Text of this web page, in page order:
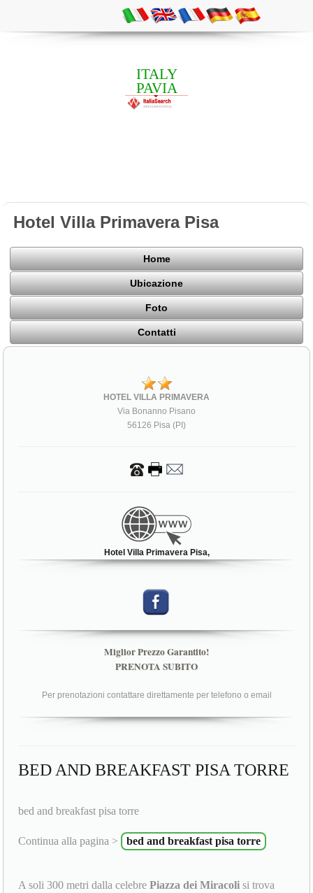
ITALY
PAVIA
Hotel Villa Primavera Pisa
Home
Ubicazione
Foto
Contatti
HOTEL VILLA PRIMAVERA
Via Bonanno Pisano
56126 Pisa (PI)
Hotel Villa Primavera Pisa,
Miglior Prezzo Garantito!
PRENOTA SUBITO
Per prenotazioni contattare direttamente per telefono o email
BED AND BREAKFAST PISA TORRE
bed and breakfast pisa torre
Continua alla pagina > bed and breakfast pisa torre
A soli 300 metri dalla celebrePiazza dei Miracoli si trova